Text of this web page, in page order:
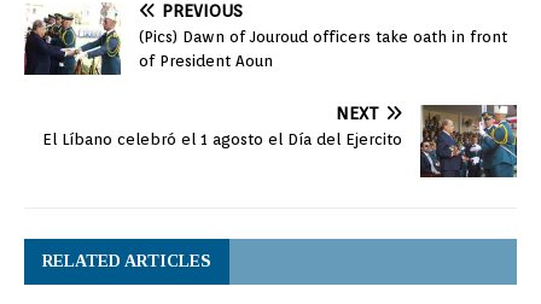
PREVIOUS
(Pics) Dawn of Jouroud officers take oath in front
of President Aoun
NEXT
El Líbano celebró el 1 agosto el Día del Ejercito
RELATED ARTICLES